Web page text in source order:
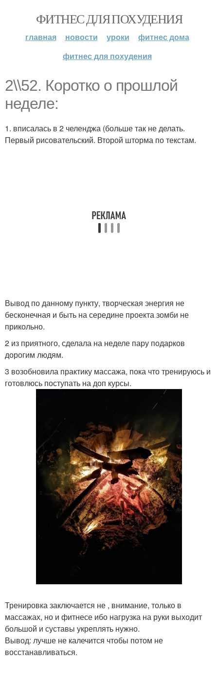
ФИТНЕС ДЛЯ ПОХУДЕНИЯ
главная новости уроки
фитнес дома
фитнес для похудения
2\\52. Коротко о прошлой
неделе:
1. вписалась в 2 челенджа (больше так не делать.
Первый рисовательский. Второй шторма по текстам.
Вывод по данному пункту, творческая энергия не
бесконечная и быть на середине проекта зомби не
прикольно.
2 из приятного, сделала на неделе пару подарков
дорогим людям.
3 возобновила практику массажа, пока что тренируюсь и
готовлюсь поступать на доп курсы.
Тренировка заключается не , внимание, только в
массажах, но и фитнесе ибо нагрузка на руки выходит
большой и суставы укреплять нужно.
Вывод: лучше не калечится чтобы потом не
восстанавливаться.